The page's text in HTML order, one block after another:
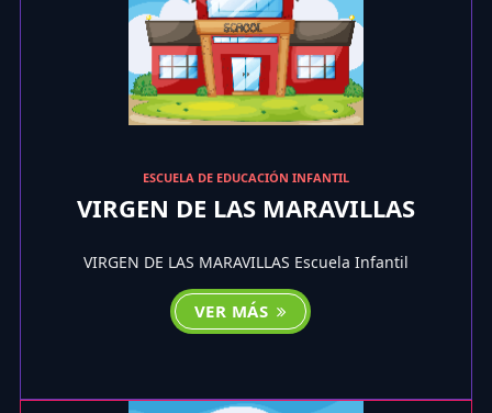
ESCUELA DE EDUCACIÓN INFANTIL
VIRGEN DE LAS MARAVILLAS
VIRGEN DE LAS MARAVILLAS Escuela Infantil
VER MÁS